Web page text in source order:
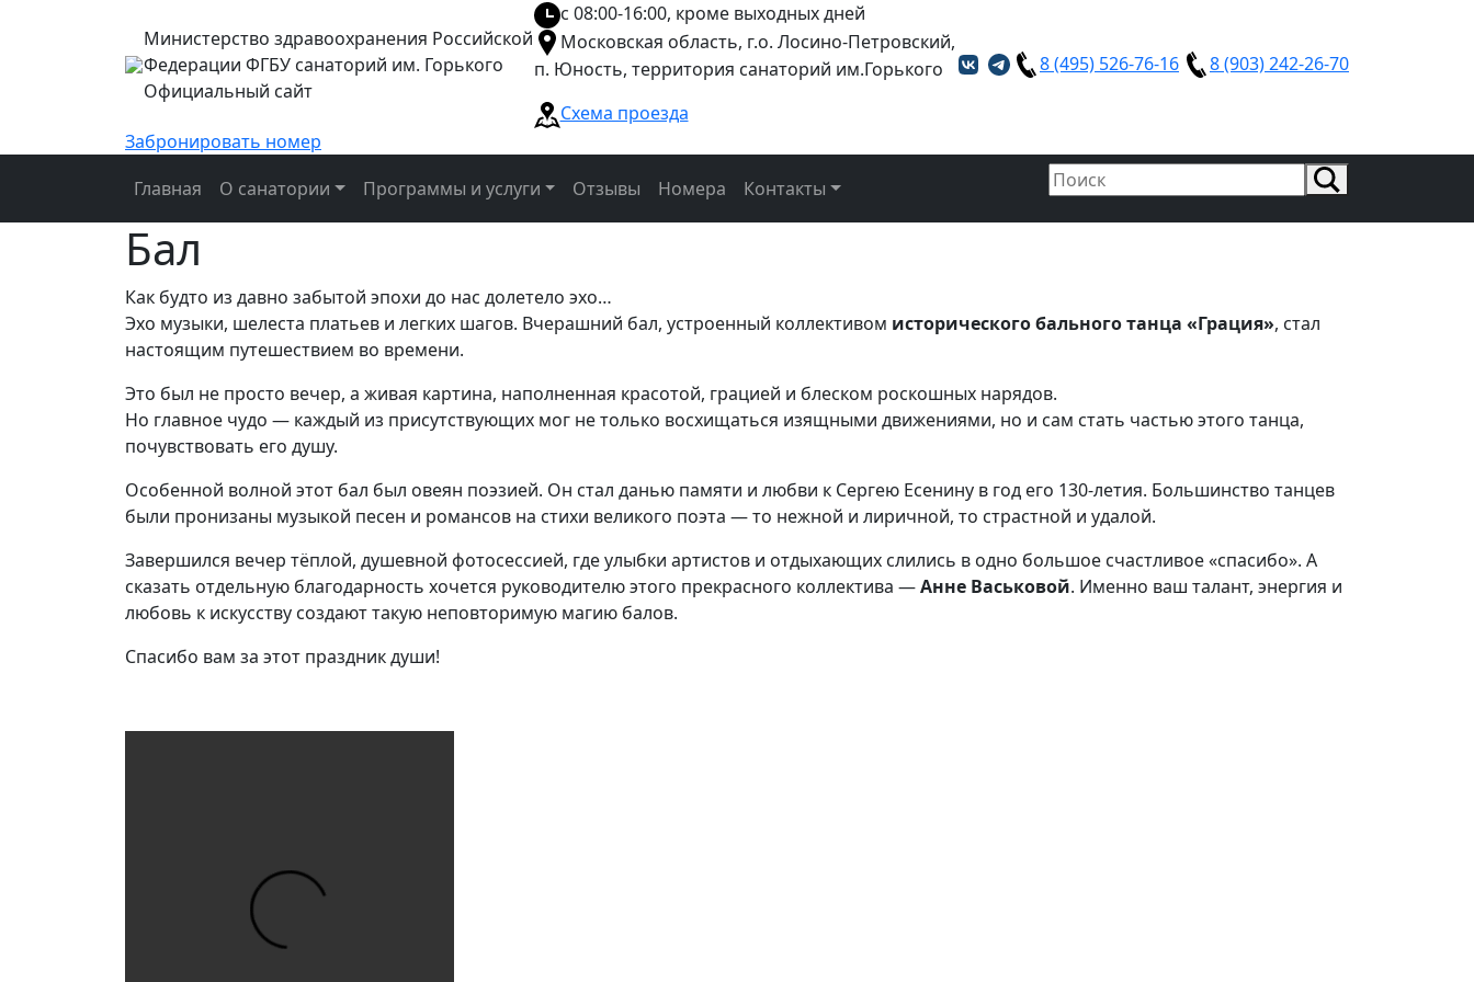
Министерство здравоохранения Российской
Федерации ФГБУ санаторий им. Горького
Официальный сайт
с 08:00-16:00, кроме выходных дней
Московская область, г.о. Лосино-Петровский,
п. Юность, территория санаторий им.Горького
Схема проезда
8 (495) 526-76-16 8 (903) 242-26-70
Забронировать номер
Главная
О санатории Программы и услуги Отзывы Номера Контакты
Бал
Как будто из давно забытой эпохи до нас долетело эхо…
Эхо музыки, шелеста платьев и легких шагов. Вчерашний бал, устроенный коллективом исторического бального танца «Грация», стал
настоящим путешествием во времени.
Это был не просто вечер, а живая картина, наполненная красотой, грацией и блеском роскошных нарядов.
Но главное чудо — каждый из присутствующих мог не только восхищаться изящными движениями, но и сам стать частью этого танца,
почувствовать его душу.
Особенной волной этот бал был овеян поэзией. Он стал данью памяти и любви к Сергею Есенину в год его 130-летия. Большинство танцев
были пронизаны музыкой песен и романсов на стихи великого поэта — то нежной и лиричной, то страстной и удалой.
Завершился вечер тёплой, душевной фотосессией, где улыбки артистов и отдыхающих слились в одно большое счастливое «спасибо». А
сказать отдельную благодарность хочется руководителю этого прекрасного коллектива —Анне Васьковой. Именно ваш талант, энергия и
любовь к искусству создают такую неповторимую магию балов.
Спасибо вам за этот праздник души!